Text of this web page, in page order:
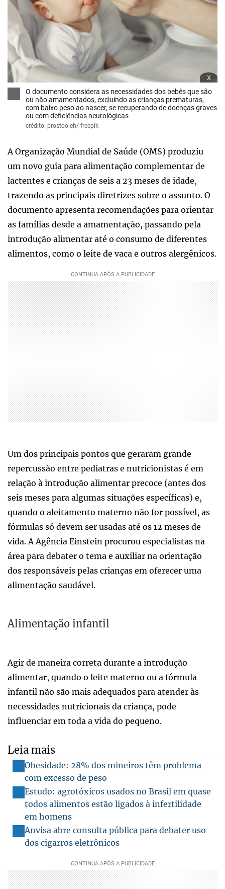
x
O documento considera as necessidades dos bebês que são
ou não amamentados, excluindo as crianças prematuras,
com baixo peso ao nascer, se recuperando de doenças graves
ou com deficiências neurológicas
crédito: prostooleh/ freepik
A Organização Mundial de Saúde (OMS) produziu
um novo guia para alimentação complementar de
lactentes e crianças de seis a 23 meses de idade,
trazendo as principais diretrizes sobre o assunto. O
documento apresenta recomendações para orientar
as famílias desde a amamentação, passando pela
introdução alimentar até o consumo de diferentes
alimentos, como o leite de vaca e outros alergênicos.
Um dos principais pontos que geraram grande
repercussão entre pediatras e nutricionistas é em
relação à introdução alimentar precoce (antes dos
seis meses para algumas situações específicas) e,
quando o aleitamento materno não for possível, as
fórmulas só devem ser usadas até os 12 meses de
vida. A Agência Einstein procurou especialistas na
área para debater o tema e auxiliar na orientação
dos responsáveis pelas crianças em oferecer uma
alimentação saudável.
Alimentação infantil
Agir de maneira correta durante a introdução
alimentar, quando o leite materno ou a fórmula
infantil não são mais adequados para atender às
necessidades nutricionais da criança, pode
influenciar em toda a vida do pequeno.
Leia mais
Obesidade: 28% dos mineiros têm problema
com excesso de peso
Estudo: agrotóxicos usados no Brasil em quase
todos alimentos estão ligados à infertilidade
em homens
Anvisa abre consulta pública para debater uso
dos cigarros eletrônicos